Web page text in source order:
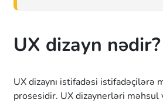
UX dizayn nədir?
UX dizaynı istifadəsi istifadəçilərə
prosesidir. UX dizaynerləri